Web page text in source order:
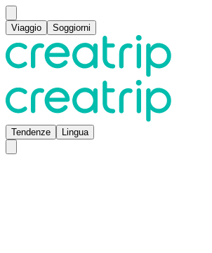
Viaggio Soggiorni
Tendenze Lingua